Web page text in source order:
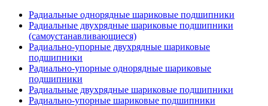
Радиальные однорядные шариковые подшипники
Радиальные двухрядные шариковые подшипники
(самоустанавливающиеся)
Радиально-упорные двухрядные шариковые
подшипники
Радиально-упорные однорядные шариковые
подшипники
Радиальные двухрядные шариковые подшипники
Радиально-упорные шариковые подшипники